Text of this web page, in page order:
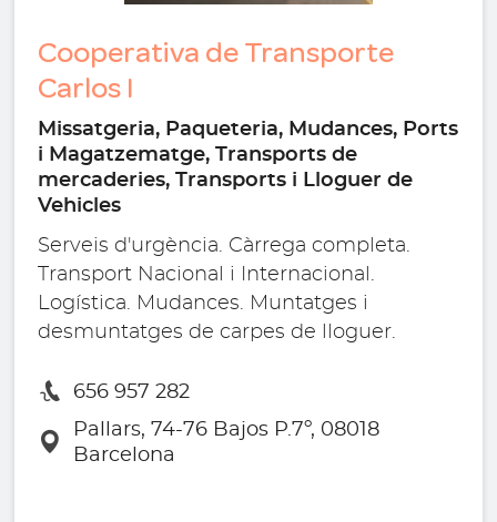
Cooperativa de Transporte
Carlos I
Missatgeria, Paqueteria, Mudances, Ports
i Magatzematge, Transports de
mercaderies, Transports i Lloguer de
Vehicles
Serveis d'urgència. Càrrega completa.
Transport Nacional i Internacional.
Logística. Mudances. Muntatges i
desmuntatges de carpes de lloguer.
656 957 282
Pallars, 74-76 Bajos P.7º, 08018
Barcelona